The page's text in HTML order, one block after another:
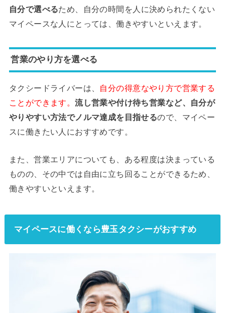
自分で選べるため、自分の時間を人に決められたくない
マイペースな人にとっては、働きやすいといえます。
営業のやり方を選べる
タクシードライバーは、 自分の得意なやり方で営業する
ことができます。流し営業や付け待ち営業など、自分が
やりやすい方法でノルマ達成を目指せるので、マイペー
スに働きたい人におすすめです。
また、営業エリアについても、ある程度は決まっている
ものの、その中では自由に立ち回ることができるため、
働きやすいといえます。
マイペースに働くなら豊玉タクシーがおすすめ